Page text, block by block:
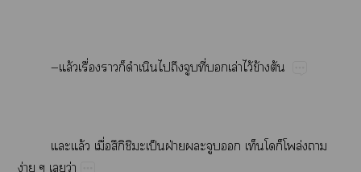
—ล้​ื่​​​​​​​​ี่​​ล่​ไว้​ข้​ต้
​ล้​ื่ึิ​​ป็​ฝ่​​​​​​ล่​​
ง่​​ว่